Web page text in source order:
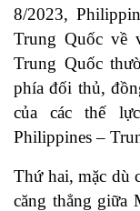
8/2023,
Trung Quốc về
Trung Quốc
phía đối thủ,
của các thế
Philippines –
Thứ hai, mặc dù
căng thẳng giữa